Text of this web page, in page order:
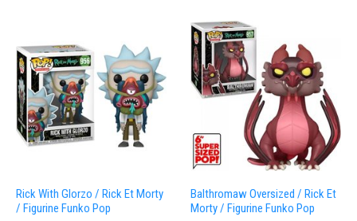
Rick With Glorzo / Rick Et Morty
/ Figurine Funko Pop
Balthromaw Oversized / Rick Et
Morty / Figurine Funko Pop